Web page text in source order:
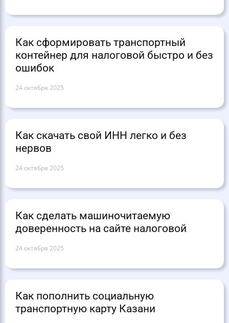
Как сформировать транспортный
контейнер для налоговой быстро и без
ошибок
24 октября 2025
Как скачать свой ИНН легко и без
нервов
24 октября 2025
Как сделать машиночитаемую
доверенность на сайте налоговой
24 октября 2025
Как пополнить социальную
транспортную карту Казани